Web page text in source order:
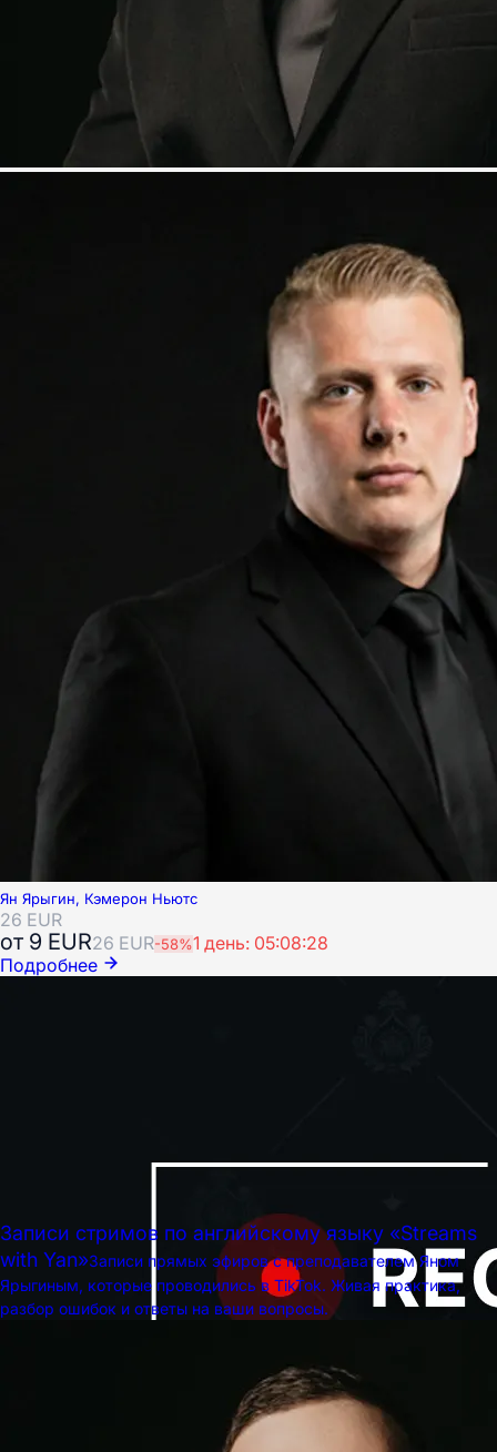
Ян Ярыгин, Кэмерон Ньютс
26 EUR
от 9 EUR26 EUR-58%1 день: 05:08:26
Подробнее
Записи стримов по английскому языку «Streams
with Yan»Записи прямых эфиров с преподавателем Яном
Ярыгиным, которые проводились в TikTok. Живая практика,
разбор ошибок и ответы на ваши вопросы.